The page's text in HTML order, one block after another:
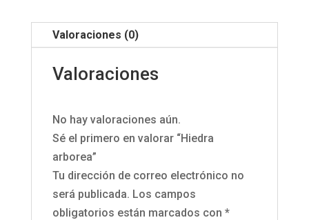
Valoraciones (0)
Valoraciones
No hay valoraciones aún.
Sé el primero en valorar “Hiedra
arborea”
Tu dirección de correo electrónico no
será publicada. Los campos
obligatorios están marcados con *